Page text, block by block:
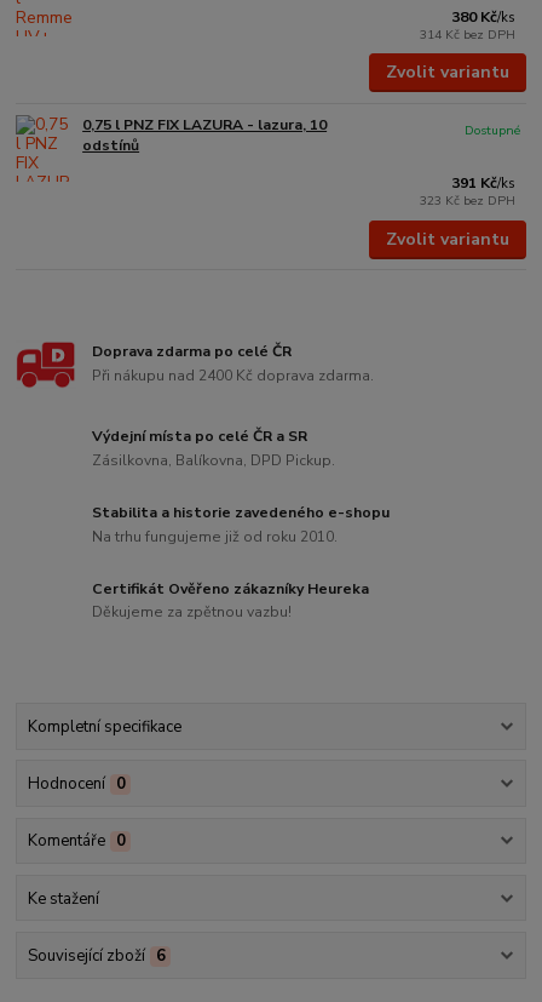
380 Kč/ks
314 Kč bez DPH
Zvolit variantu
0,75 l PNZ FIX LAZURA - lazura, 10
odstínů
391 Kč/ks
323 Kč bez DPH
Dostupné
Zvolit variantu
Doprava zdarma po celé ČR
Při nákupu nad 2400 Kč doprava zdarma.
Výdejní místa po celé ČR a SR
Zásilkovna, Balíkovna, DPD Pickup.
Stabilita a historie zavedeného e-shopu
Na trhu fungujeme již od roku 2010.
Certifikát Ověřeno zákazníky Heureka
Děkujeme za zpětnou vazbu!
Kompletní specifikace
Hodnocení 0
Komentáře 0
Ke stažení
Související zboží 6